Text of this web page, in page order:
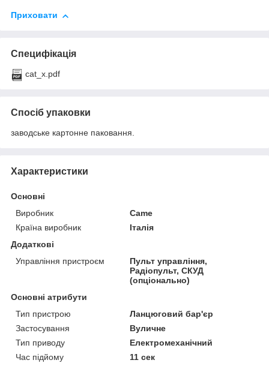
Приховати
Специфікація
cat_x.pdf
Спосіб упаковки
заводське картонне паковання.
Характеристики
Основні
Виробник
Came
Країна виробник
Італія
Додаткові
Управління пристроєм
Пульт управління,
Радіопульт, СКУД
(опціонально)
Основні атрибути
Тип пристрою
Ланцюговий бар'єр
Застосування
Вуличне
Тип приводу
Електромеханічний
Час підйому
11 сек